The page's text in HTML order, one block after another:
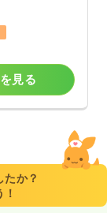
見る
か？